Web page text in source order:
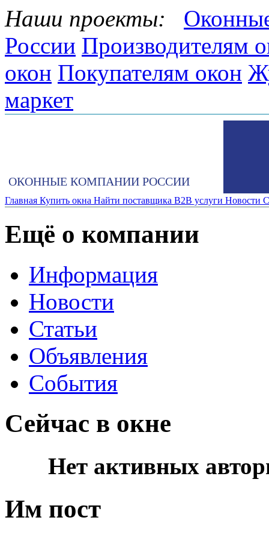
Наши проекты:
России Производителям
окон Покупателям окон
маркет
ОКОННЫЕ КОМПАНИИ РОССИИ
Главная Купить окна Найти поставщика B2B услуги Новости
Ещё о компании
Информация
Новости
Статьи
Объявления
События
Сейчас в окне
Нет активных
Им пост